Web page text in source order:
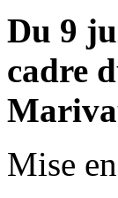
Du 9
cadre
Mise